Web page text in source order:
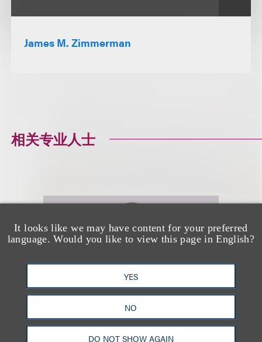
It looks like we may have content for your preferred
language. Would you like to view this page in English?
YES
NO
DO NOT SHOW AGAIN
James M. Zimmerman
相关专业人士